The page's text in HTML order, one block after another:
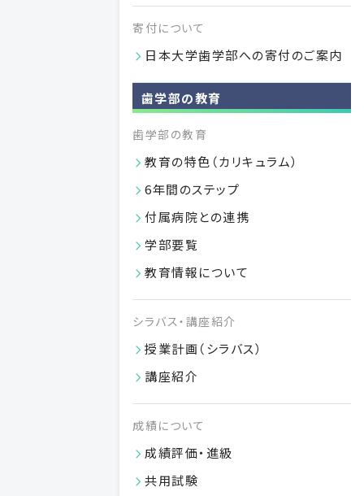
寄付について
日本大学歯学部への寄付のご案内
歯学部の教育
歯学部の教育
教育の特色（カリキュラム）
6年間のステップ
付属病院との連携
学部要覧
教育情報について
シラバス・講座紹介
授業計画（シラバス）
講座紹介
成績について
成績評価・進級
共用試験
学部案内2027パンフレット
学部案内2027パンフレットを掲載いたしました。
学部長が学生の皆さんの御意見・御要望をお伺いします。